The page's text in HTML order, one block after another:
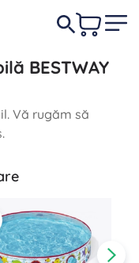
BESTWAY
Vă rugăm să